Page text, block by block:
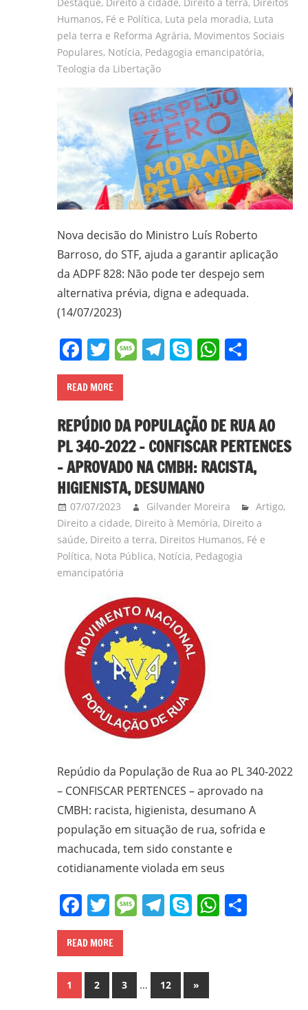
Humanos, Fé e Política, Luta pela moradia, Luta
pela terra e Reforma Agrária, Movimentos Sociais
Populares, Notícia, Pedagogia emancipatória,
Teologia da Libertação
Nova decisão do Ministro Luís Roberto
Barroso, do STF, ajuda a garantir aplicação
da ADPF 828: Não pode ter despejo sem
alternativa prévia, digna e adequada.
(14/07/2023)
Facebook
Twitter
Message
Telegram
SkypeShare
READ MORE
REPÚDIO DA POPULAÇÃO DE RUA AO
PL 340-2022 – CONFISCAR PERTENCES
– APROVADO NA CMBH: RACISTA,
HIGIENISTA, DESUMANO
07/07/2023 Gilvander Moreira Artigo,
Direito a cidade, Direito à Memória, Direito a
saúde, Direito a terra, Direitos Humanos, Fé e
Política, Nota Pública, Notícia, Pedagogia
emancipatória
Repúdio da População de Rua ao PL 340-2022
– CONFISCAR PERTENCES – aprovado na
CMBH: racista, higienista, desumano A
população em situação de rua, sofrida e
machucada, tem sido constante e
cotidianamente violada em seus
Facebook
Twitter
Message
Telegram
SkypeShare
READ MORE
Paginação
1 2 3 … 12
Next
Posts
»